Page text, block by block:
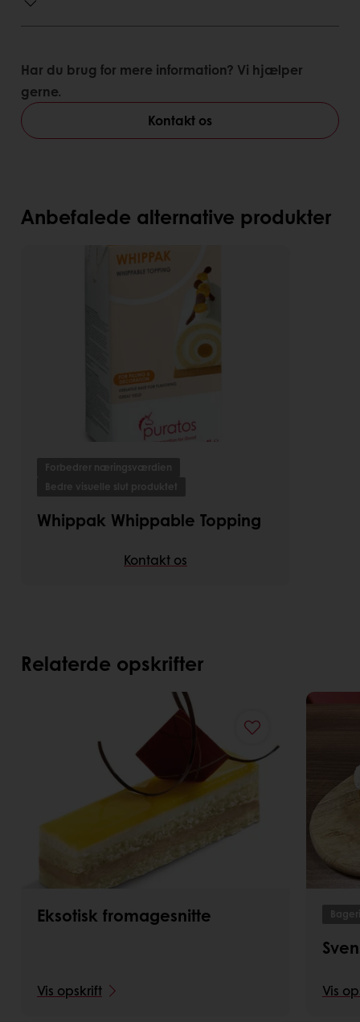
Har du brug for mere information? Vi hjælper
gerne.
Kontakt os
Anbefalede alternative produkter
Forbedrer næringsværdien
Bedre visuelle slut produktet
Whippak Whippable Topping
Kontakt os
Relaterde opskrifter
Eksotisk fromagesnitte
Vis opskrift
Bageri
Vis